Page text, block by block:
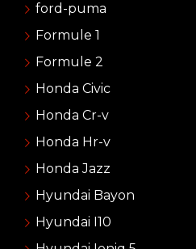
ford-puma
Formule 1
Formule 2
Honda Civic
Honda Cr-v
Honda Hr-v
Honda Jazz
Hyundai Bayon
Hyundai I10